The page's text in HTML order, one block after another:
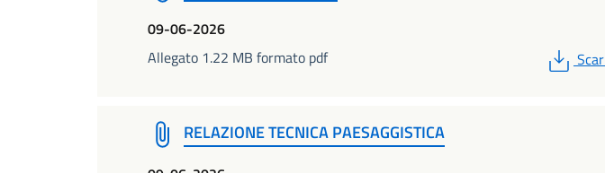
09-06-2026
Allegato 1.22 MB formato pdf
PDF
RELAZIONE TECNICA PAESAGGISTICA